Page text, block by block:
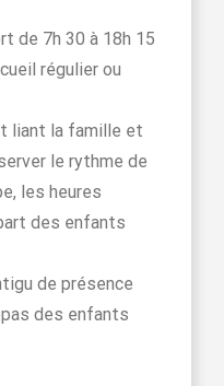
de 7h 30 à 18h 15
régulier ou
liant la famille et
le rythme de
les heures
des enfants
de présence
des enfants